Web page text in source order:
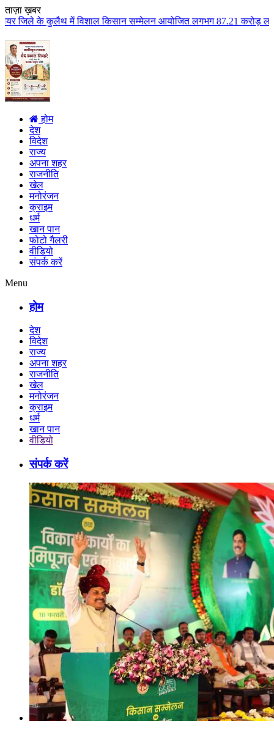
ताज़ा ख़बर
सम्मेलन आयोजित लगभग 87.21 करोड़ लागत के 41 विकास
होम
देश
विदेश
राज्य
अपना शहर
राजनीति
खेल
मनोरंजन
क्राइम
धर्म
खान पान
फोटो गैलरी
वीडियो
संपर्क करें
Menu
होम
देश
विदेश
राज्य
अपना शहर
राजनीति
खेल
मनोरंजन
क्राइम
धर्म
खान पान
वीडियो
संपर्क करें